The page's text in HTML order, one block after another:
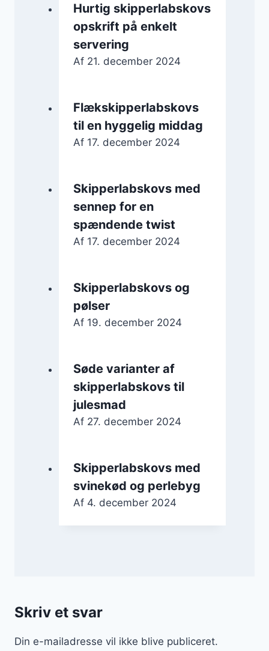
Hurtig skipperlabskovs
opskrift på enkelt
servering
Af 21. december 2024
Flækskipperlabskovs
til en hyggelig middag
Af 17. december 2024
Skipperlabskovs med
sennep for en
spændende twist
Af 17. december 2024
Skipperlabskovs og
pølser
Af 19. december 2024
Søde varianter af
skipperlabskovs til
julesmad
Af 27. december 2024
Skipperlabskovs med
svinekød og perlebyg
Af 4. december 2024
Skriv et svar
Din e-mailadresse vil ikke blive publiceret.